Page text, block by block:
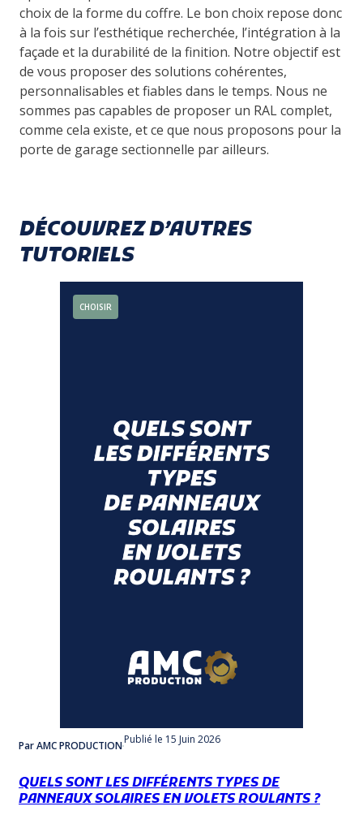
choix de la forme du coffre. Le bon choix repose donc
à la fois sur l’esthétique recherchée, l’intégration à la
façade et la durabilité de la finition. Notre objectif est
de vous proposer des solutions cohérentes,
personnalisables et fiables dans le temps. Nous ne
sommes pas capables de proposer un RAL complet,
comme cela existe, et ce que nous proposons pour la
porte de garage sectionnelle par ailleurs.
DÉCOUVREZ D’AUTRES
TUTORIELS
CHOISIR
Par AMC PRODUCTIONPublié le 15 Juin 2026
QUELS SONT LES DIFFÉRENTS TYPES DE
PANNEAUX SOLAIRES EN VOLETS ROULANTS ?